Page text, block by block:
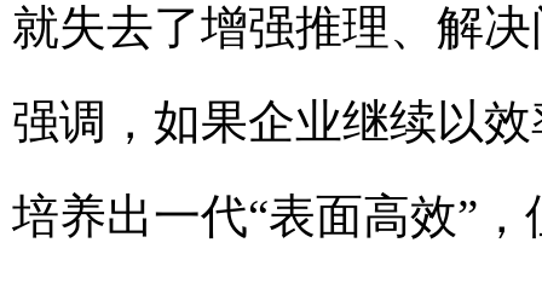
就失去了增强推理、解
强调，如果企业继续以
培养出一代“表面高效”